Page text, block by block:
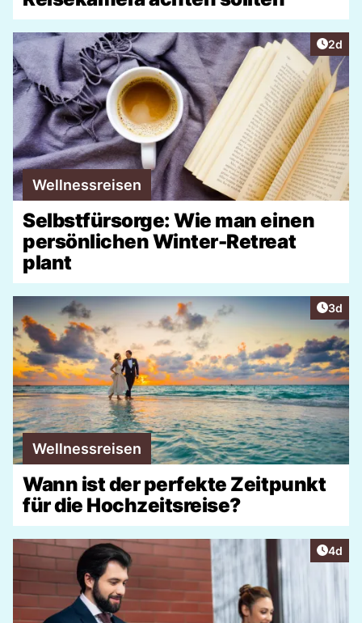
2d
Wellnessreisen
Selbstfürsorge: Wie man einen
persönlichen Winter-Retreat
plant
3d
Wellnessreisen
Wann ist der perfekte Zeitpunkt
für die Hochzeitsreise?
4d